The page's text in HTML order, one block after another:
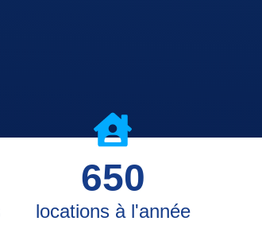
650
locations à l'année